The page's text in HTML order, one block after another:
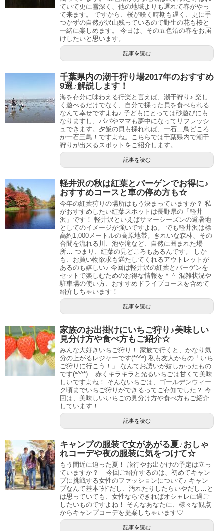
ていて更に雪深く、他の地域よりも遅れて春がやっ
て来ます。 ですから、桜が咲く時期も遅く、更に手
つかずの自然が沢山残っているので野生の花も桜と
一緒に楽しめます。 今日は、その五色沼の春をお届
けしたいと思います。
記事を読む
千葉県内の潮干狩り場2017年のおすすめ
9選♪解説します！
海を存分に味わえる行楽と言えば、潮干狩り♪ 楽し
く遊べるだけでなく、自分で採った貝を食べられる
なんて幸せですよね♪ 子どもにとっては砂遊びにも
なりますし、パパやママも夢中になってリフレッシ
ュできます。夕飯の貝も採れれば、一石二鳥どころ
か一石三鳥！ですよね。こちらでは千葉県内で潮干
狩りが出来るスポットをご紹介します。
記事を読む
軽井沢の秋は紅葉とバーゲンでお得に♪
おすすめコースと車の停め方も☆
今年の紅葉狩りの場所はもう決まっていますか？ 私
がおすすめしたい紅葉スポットは長野県の「軽井
沢」です！ 軽井沢といえばサマーシーズンの避暑地
としてのイメージが強いですよね。 でも軽井沢は標
高約1,000メートルの高原地帯。きれいな森林、その
合間を流れる川、池や滝など、自然に囲まれた場
所… つまり、紅葉の見どころもあるんです。 しか
も、お買い物欲求も満たしてくれるアウトレットが
あるのも嬉しい♪ 今回は軽井沢の紅葉とバーゲンを
セットで楽しむためのお得な情報を＾＾ 混雑状況や
駐車場の使い方、おすすめドライブコースを含めて
紹介しちゃいます！
記事を読む
家族のお出掛けにいちご狩り♪美味しい
見分け方や食べ方もご紹介☆
みんな大好きいちご狩り！ 家族で行くと、かなり気
分の上がるレジャーです(*^^*) 私も友人からの「いち
ご狩りに行こう！」 なんてお誘いが嬉しかったもの
です(*^^*) 赤くキラキラと光るいちごは甘くて美味
しいですよね！ そんないちごは、ゴールデンウィー
ク頃までいちご狩りができるってご存知でした？ 今
回は、美味しいいちごの見分け方や食べ方もご紹介
しています！
記事を読む
キャンプの服装で女があがる夏♪おしゃ
れコーデや夜の服装に気をつけて☆
もう間近に迫った夏！ 旅行やお出かけの予定は立っ
ていますか？ 今回ご紹介するのは、初めてキャン
プに挑戦する女性のファッションについて♪ キャン
プなんて基本“外“だし、汚れたりしたらいやだし…と
は思っていても、女性ならできればオシャレに過ご
したいものですよね！ そんなあなたに、様々な観点
からキャンプコーデを提案しちゃいます♡
記事を読む